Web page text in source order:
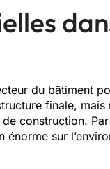
du bâtiment
finale,
construction.
sur